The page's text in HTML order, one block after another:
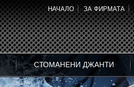
НАЧАЛО ЗА ФИРМАТА
СТОМАНЕНИ ДЖАНТИ